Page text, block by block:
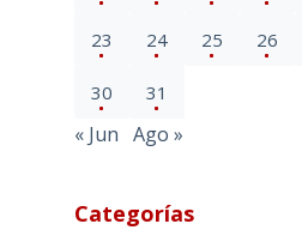
23 24 25 26
30 31
« Jun Ago »
Categorías